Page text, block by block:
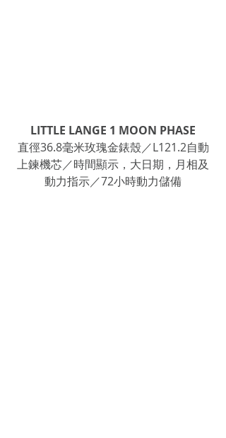
LITTLE LANGE 1 MOON PHASE
直徑36.8毫米玫瑰金錶殼／L121.2自動
上鍊機芯／時間顯示，大日期，月相及
動力指示／72小時動力儲備